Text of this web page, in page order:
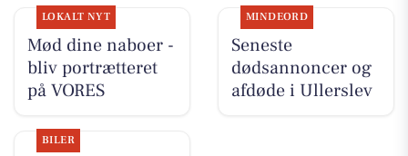
LOKALT NYT
Mød dine naboer -
bliv portrætteret
på VORES
MINDEORD
Seneste
dødsannoncer og
afdøde i Ullerslev
BILER